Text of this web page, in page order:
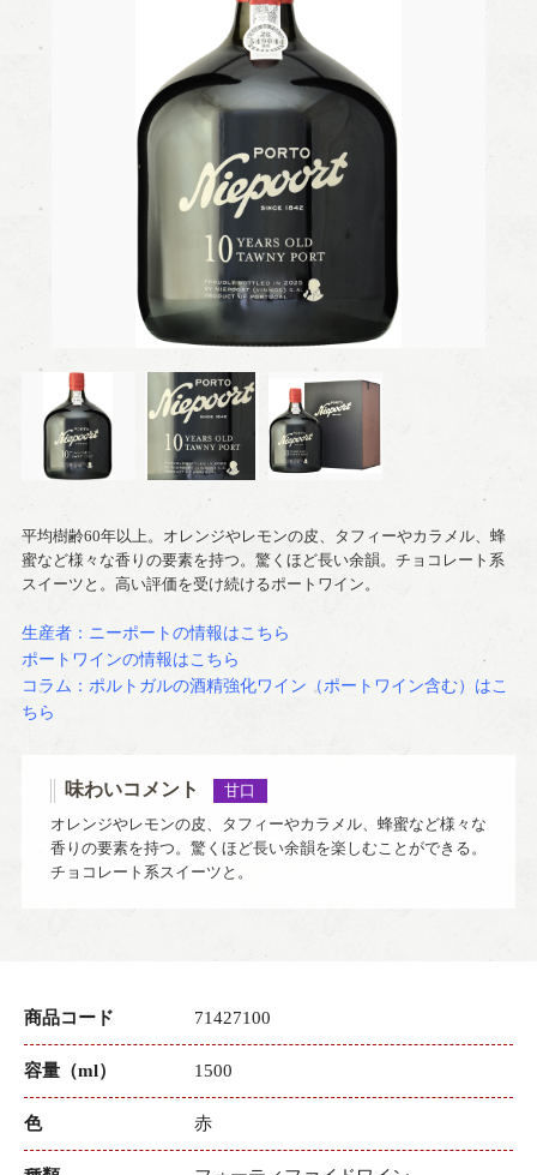
平均樹齢60年以上。オレンジやレモンの皮、タフィーやカラメル、蜂
蜜など様々な香りの要素を持つ。驚くほど長い余韻。チョコレート系
スイーツと。高い評価を受け続けるポートワイン。
生産者：ニーポートの情報はこちら
ポートワインの情報はこちら
コラム：ポルトガルの酒精強化ワイン（ポートワイン含む）はこ
ちら
味わいコメント
甘口
オレンジやレモンの皮、タフィーやカラメル、蜂蜜など様々な
香りの要素を持つ。驚くほど長い余韻を楽しむことができる。
チョコレート系スイーツと。
商品コード 71427100
容量（ml） 1500
色 赤